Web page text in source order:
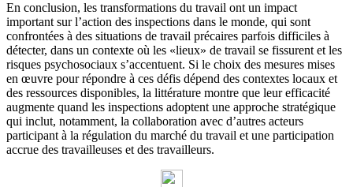
En conclusion, les transformations du travail ont un impact
important sur l’action des inspections dans le monde, qui sont
confrontées à des situations de travail précaires parfois difficiles à
détecter, dans un contexte où les «lieux» de travail se fissurent et les
risques psychosociaux s’accentuent. Si le choix des mesures mises
en œuvre pour répondre à ces défis dépend des contextes locaux et
des ressources disponibles, la littérature montre que leur efficacité
augmente quand les inspections adoptent une approche stratégique
qui inclut, notamment, la collaboration avec d’autres acteurs
participant à la régulation du marché du travail et une participation
accrue des travailleuses et des travailleurs.